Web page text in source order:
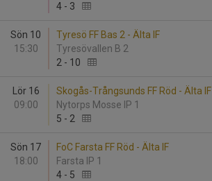
4 - 3
Sön 10
15:30
Tyresö FF Bas 2 - Älta IF
Tyresövallen B 2
2 - 10
Lör 16
09:00
Skogås-Trångsunds FF Röd - Älta IF
Nytorps Mosse IP 1
5 - 2
Sön 17
18:00
FoC Farsta FF Röd - Älta IF
Farsta IP 1
4 - 5